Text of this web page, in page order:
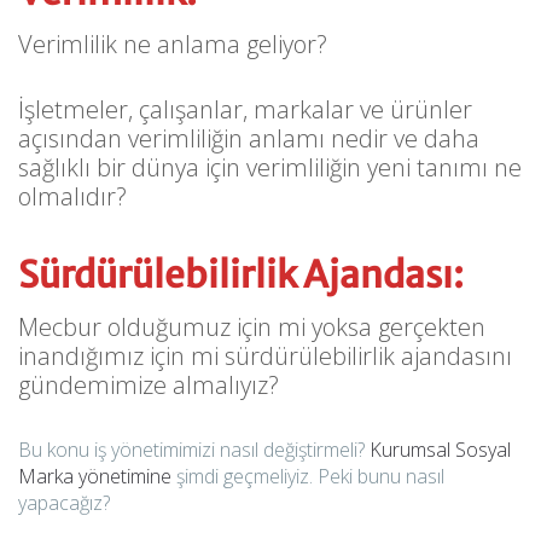
Verimlilik ne anlama geliyor?
İşletmeler, çalışanlar, markalar ve ürünler
açısından verimliliğin anlamı nedir ve daha
sağlıklı bir dünya için verimliliğin yeni tanımı ne
olmalıdır?
Sürdürülebilirlik Ajandası:
Mecbur olduğumuz için mi yoksa gerçekten
inandığımız için mi sürdürülebilirlik ajandasını
gündemimize almalıyız?
Bu konu iş yönetimimizi nasıl değiştirmeli? Kurumsal Sosyal
Marka yönetimine şimdi geçmeliyiz. Peki bunu nasıl
yapacağız?